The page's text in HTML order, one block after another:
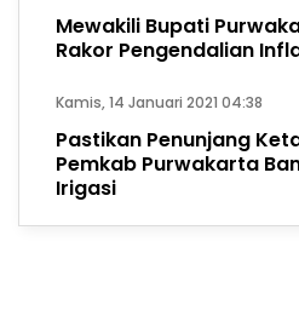
Mewakili Bupati
Rakor Pengendalian
Kamis, 14 Januari 2021 04:38
Pastikan Penunjang
Pemkab Purwakarta
Irigasi